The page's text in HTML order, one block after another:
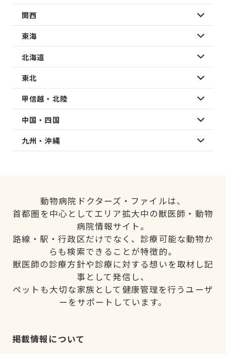
関西
東海
北海道
東北
甲信越・北陸
中国・四国
九州・沖縄
動物病院ドクターズ・ファイルは、
首都圏を中心としてエリア拡大中の獣医師・動物
病院情報サイト。
路線・駅・行政区だけでなく、診療可能な動物か
らも検索できることが特徴的。
獣医師の診療方針や診療に対する想いを取材し記
事として発信し、
ペットも大切な家族として健康管理を行うユーザ
ーをサポートしています。
掲載情報について